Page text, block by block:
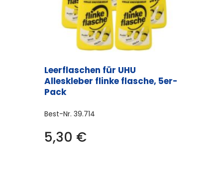
Leerflaschen für UHU
Alleskleber flinke flasche, 5er-
Pack
Best-Nr. 39.714
5,30 €